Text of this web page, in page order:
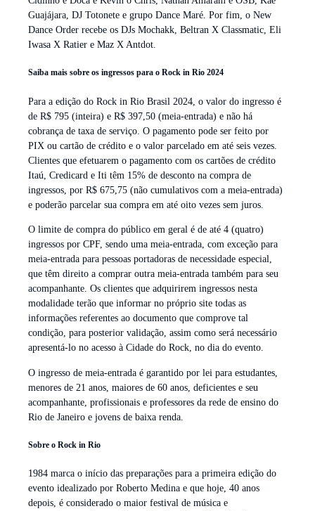
Guajájara, DJ Totonete e grupo Dance Maré. Por fim, o New
Dance Order recebe os DJs Mochakk, Beltran X Classmatic, Eli
Iwasa X Ratier e Maz X Antdot.
Saiba mais sobre os ingressos para o Rock in Rio 2024
Para a edição do Rock in Rio Brasil 2024, o valor do ingresso é
de R$ 795 (inteira) e R$ 397,50 (meia-entrada) e não há
cobrança de taxa de serviço. O pagamento pode ser feito por
PIX ou cartão de crédito e o valor parcelado em até seis vezes.
Clientes que efetuarem o pagamento com os cartões de crédito
Itaú, Credicard e Iti têm 15% de desconto na compra de
ingressos, por R$ 675,75 (não cumulativos com a meia-entrada)
e poderão parcelar sua compra em até oito vezes sem juros.
O limite de compra do público em geral é de até 4 (quatro)
ingressos por CPF, sendo uma meia-entrada, com exceção para
meia-entrada para pessoas portadoras de necessidade especial,
que têm direito a comprar outra meia-entrada também para seu
acompanhante. Os clientes que adquirirem ingressos nesta
modalidade terão que informar no próprio site todas as
informações referentes ao documento que comprove tal
condição, para posterior validação, assim como será necessário
apresentá-lo no acesso à Cidade do Rock, no dia do evento.
O ingresso de meia-entrada é garantido por lei para estudantes,
menores de 21 anos, maiores de 60 anos, deficientes e seu
acompanhante, profissionais e professores da rede de ensino do
Rio de Janeiro e jovens de baixa renda.
Sobre o Rock in Rio
1984 marca o início das preparações para a primeira edição do
evento idealizado por Roberto Medina e que hoje, 40 anos
depois, é considerado o maior festival de música e